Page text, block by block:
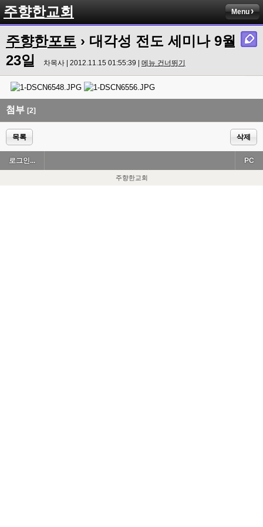
주향한교회 Menu
주향한포토 › 대각성 전도 세미나 9월
23일
차목사 | 2012.11.15 01:55:39 | 메뉴 건너뛰기
첨부 [2]
목록 삭제
로그인... PC
주향한교회